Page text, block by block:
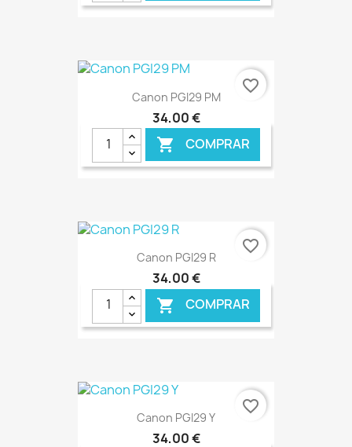
€ ONLINE
Canon PGI29 PM
34,00 €
 COMPRAR
€ ONLINE
favorite_border
Canon PGI29 R
34,00 €
 COMPRAR
€ ONLINE
favorite_border
Canon PGI29 Y
34,00 €
favorite_border